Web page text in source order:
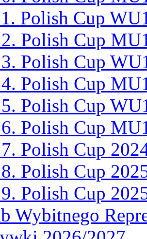
Polish Cup
Polish Cup
Polish Cup
Polish Cup
Polish Cup
Polish Cup
Polish Cup
Polish Cup
Polish Cup
Wybitnego